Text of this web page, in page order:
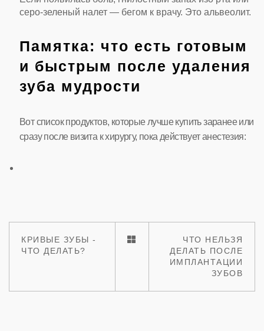
серо-зеленый налет — бегом к врачу. Это альвеолит.
Памятка: что есть готовым
и быстрым после удаления
зуба мудрости
Вот список продуктов, которые лучше купить заранее или
сразу после визита к хирургу, пока действует анестезия:
КРИВЫЕ ЗУБЫ -
ЧТО ДЕЛАТЬ?
ЧТО НЕЛЬЗЯ
ДЕЛАТЬ ПОСЛЕ
ИМПЛАНТАЦИИ
ЗУБОВ